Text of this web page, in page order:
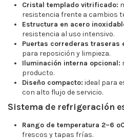
Cristal templado vitrificado:
resistencia frente a cambios
Estructura en acero
resistencia al uso intensivo.
Puertas correderas traseras
para reposición y limpieza.
Iluminación interna opcional:
producto.
Diseño compacto: ideal para
con alto flujo de servicio.
Sistema de refrigeración
Rango de temperatura 2–6
frescos y tapas frías.